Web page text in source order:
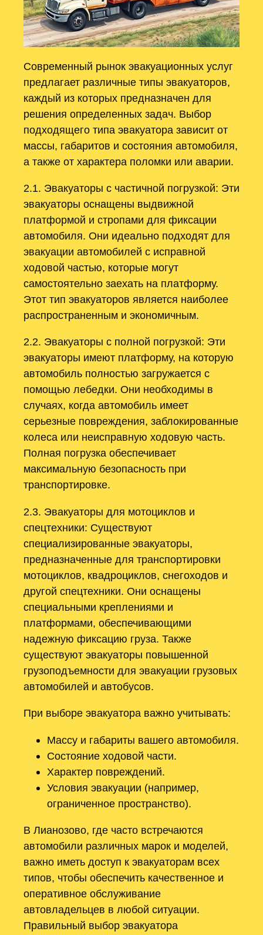
Современный рынок эвакуационных услуг
предлагает различные типы эвакуаторов,
каждый из которых предназначен для
решения определенных задач. Выбор
подходящего типа эвакуатора зависит от
массы, габаритов и состояния автомобиля,
а также от характера поломки или аварии.
2.1. Эвакуаторы с частичной погрузкой: Эти
эвакуаторы оснащены выдвижной
платформой и стропами для фиксации
автомобиля. Они идеально подходят для
эвакуации автомобилей с исправной
ходовой частью, которые могут
самостоятельно заехать на платформу.
Этот тип эвакуаторов является наиболее
распространенным и экономичным.
2.2. Эвакуаторы с полной погрузкой: Эти
эвакуаторы имеют платформу, на которую
автомобиль полностью загружается с
помощью лебедки. Они необходимы в
случаях, когда автомобиль имеет
серьезные повреждения, заблокированные
колеса или неисправную ходовую часть.
Полная погрузка обеспечивает
максимальную безопасность при
транспортировке.
2.3. Эвакуаторы для мотоциклов и
спецтехники: Существуют
специализированные эвакуаторы,
предназначенные для транспортировки
мотоциклов, квадроциклов, снегоходов и
другой спецтехники. Они оснащены
специальными креплениями и
платформами, обеспечивающими
надежную фиксацию груза. Также
существуют эвакуаторы повышенной
грузоподъемности для эвакуации грузовых
автомобилей и автобусов.
При выборе эвакуатора важно учитывать:
Массу и габариты вашего автомобиля.
Состояние ходовой части.
Характер повреждений.
Условия эвакуации (например,
ограниченное пространство).
В Лианозово, где часто встречаются
автомобили различных марок и моделей,
важно иметь доступ к эвакуаторам всех
типов, чтобы обеспечить качественное и
оперативное обслуживание
автовладельцев в любой ситуации.
Правильный выбор эвакуатора